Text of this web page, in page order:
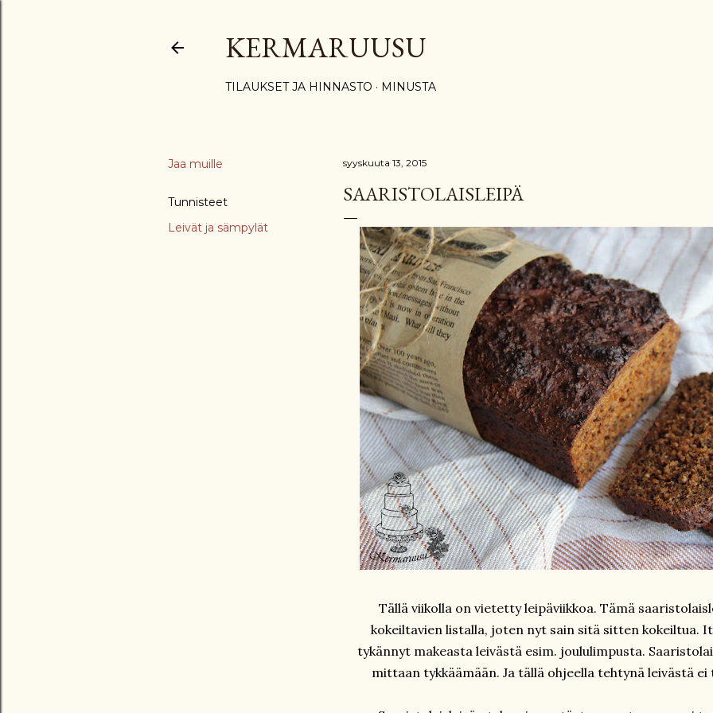
KERMARUUSU
TILAUKSET JA HINNASTO MINUSTA
Jaa muille
Tunnisteet
Leivät ja sämpylät
syyskuuta 13, 2015
SAARISTOLAISLEIPÄ
Tällä viikolla on vietetty leipäviikkoa. Tämä
kokeiltavien listalla, joten nyt sain sitä sitten kokeiltua.
tykännyt makeasta leivästä esim. joululimpusta.
mittaan tykkäämään. Ja tällä ohjeella tehtynä leivästä